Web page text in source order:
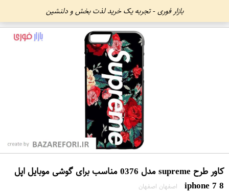
بازار فوری - تجربه یک خرید لذت بخش و دلنشین
کاور طرح supreme مدل 0376 مناسب برای گوشی موبایل اپل
iphone 7 8
اصفهان اصفهان